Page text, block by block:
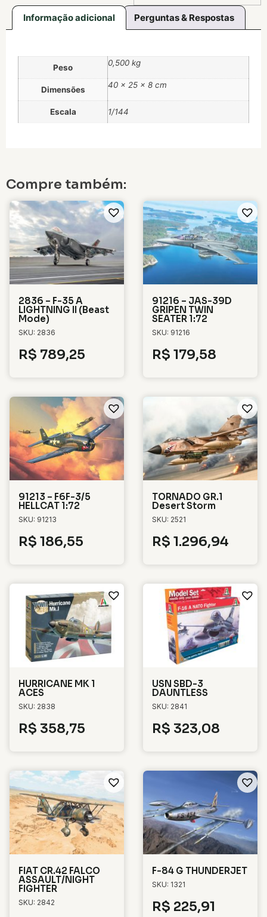
Informação adicional Perguntas & Respostas
Peso 0,500 kg
Dimensões 40 × 25 × 8 cm
Escala 1/144
Compre também:
2836 – F-35 A
LIGHTNING II (Beast
Mode)
SKU: 2836
R$ 789,25
91216 – JAS-39D
GRIPEN TWIN
SEATER 1:72
SKU: 91216
R$ 179,58
91213 – F6F-3/5
HELLCAT 1:72
SKU: 91213
R$ 186,55
TORNADO GR.1
Desert Storm
SKU: 2521
R$ 1.296,94
HURRICANE MK 1
ACES
SKU: 2838
R$ 358,75
USN SBD-3
DAUNTLESS
SKU: 2841
R$ 323,08
FIAT CR.42 FALCO
ASSAULT/NIGHT
FIGHTER
SKU: 2842
F-84 G THUNDERJET
SKU: 1321
R$ 225,91